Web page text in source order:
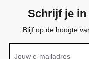
Schrijf je in
Blijf op de hoogte